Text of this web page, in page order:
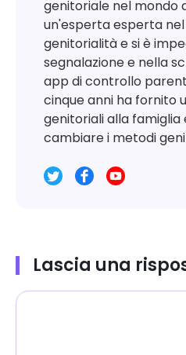
genitoriale nel mondo
un'esperta esperta
genitorialità e si è
segnalazione e nella
app di controllo
cinque anni ha fornito
genitoriali alla
cambiare i metodi
Lascia una